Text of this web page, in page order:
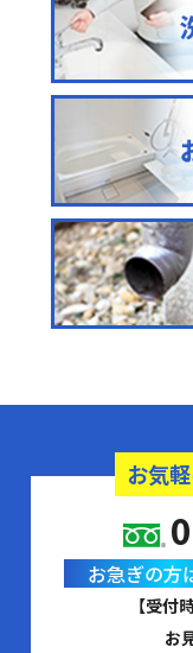
お気
お急ぎの方
【受付
お